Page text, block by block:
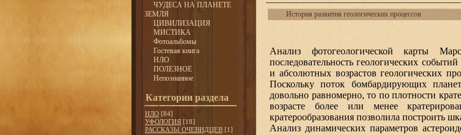
ЧУДЕСА НА ПЛАНЕТЕ
ЗЕМЛЯ
ЦИВИЛИЗАЦИЯ
МИСТИКА
Фотоальбомы
Гостевая книга
НЛО
ПОЛЕЗНОЕ
Непознанное
Категории раздела
НЛО [84]
УФОЛОГИЯ [18]
РАССКАЗЫ ОЧЕВИДЦЕВ [1]
История развития геологических процессов
Анализ фотогеологической карты
последовательность геологических
и абсолютных возрастов геологических
Поскольку поток бомбардирующих
довольно равномерно, то по плотности
возрасте более или менее
кратерообразования позволила построить
Анализ динамических параметров